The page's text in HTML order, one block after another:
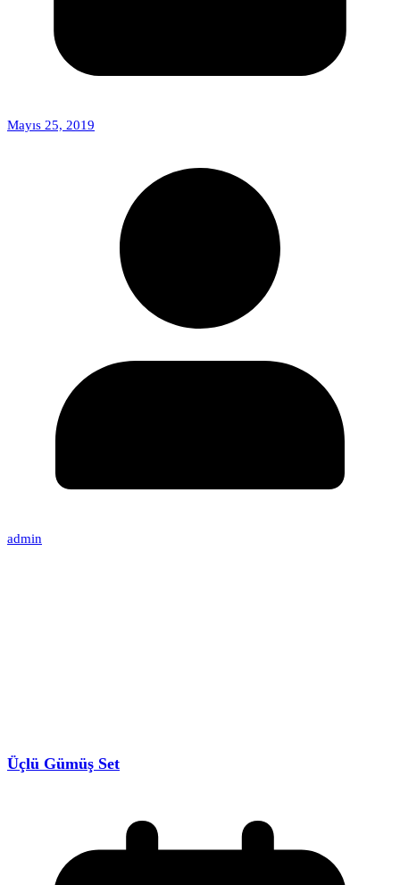
Mayıs 25, 2019
admin
Üçlü Gümüş Set